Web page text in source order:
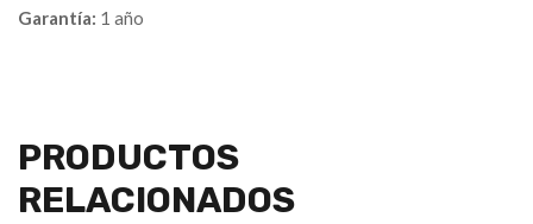
Garantía: 1 año
PRODUCTOS
RELACIONADOS